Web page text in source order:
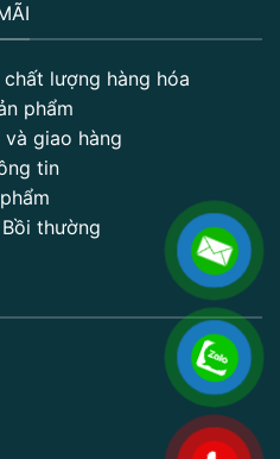
lượng hàng hóa
phẩm
và giao hàng
tin
thường